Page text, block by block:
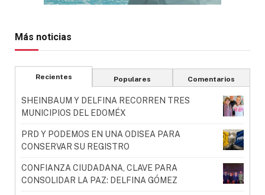
Más noticias
Recientes Populares Comentarios
SHEINBAUM Y DELFINA RECORREN TRES
MUNICIPIOS DEL EDOMÉX
PRD Y PODEMOS EN UNA ODISEA PARA
CONSERVAR SU REGISTRO
CONFIANZA CIUDADANA, CLAVE PARA
CONSOLIDAR LA PAZ: DELFINA GÓMEZ